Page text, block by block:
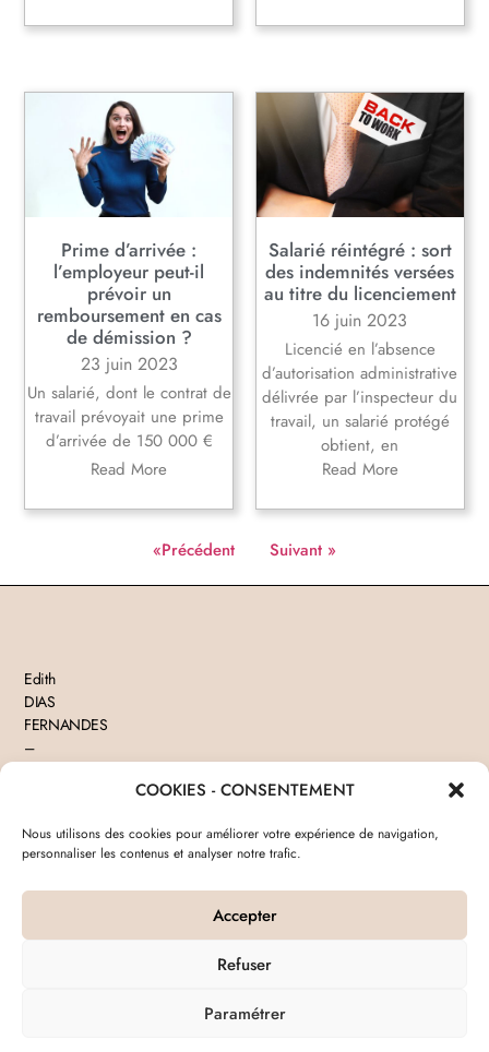
COOKIES - CONSENTEMENT
Nous utilisons des cookies pour améliorer votre expérience de navigation,
personnaliser les contenus et analyser notre trafic.
Accepter
Refuser
Paramétrer
Prime d’arrivée :
l’employeur peut-il
prévoir un
remboursement en cas
de démission ?
23 juin 2023
Un salarié, dont le contrat de
travail prévoyait une prime
d’arrivée de 150 000 €
Read More
Salarié réintégré : sort
des indemnités versées
au titre du licenciement
16 juin 2023
Licencié en l’absence
d’autorisation administrative
délivrée par l’inspecteur du
travail, un salarié protégé
obtient, en
Read More
«Précédent Suivant »
Edith
DIAS
FERNANDES
–
15
48
74
Mentions Légales